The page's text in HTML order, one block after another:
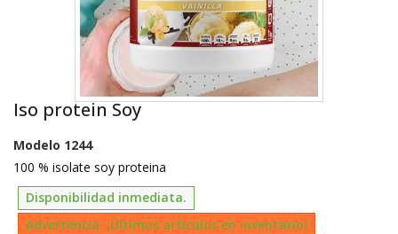
Iso protein Soy
Modelo 1244
100 % isolate soy proteina
Disponibilidad inmediata.
Advertencia: ¡Últimos artículos en inventario!